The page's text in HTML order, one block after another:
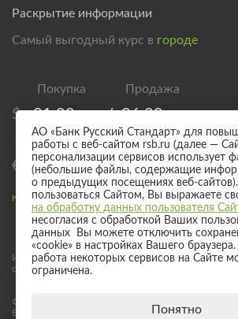
Раскрытие информации
Самый выгодный курс в городе
$ 81,00 / 86,00
€ 93,00 / 98,00
Курс валют для безналичного обмена
Информация о процентных ставках по договорам
с физическими лицами
© 2017 - 2026 АО «Банк Русский Стандарт».
Банка России № 2289 выдана бессрочно 04
АО «Банк Русский Стандарт» для
работы с веб-сайтом rsb.ru (далее —
персонализации сервисов использует
(небольшие файлы, содержащие
о предыдущих посещениях веб-
пользоваться Сайтом, Вы выражаете
на обработку данных пользователя
несогласия с обработкой Ваших
данных Вы можете отключить
«cookie» в настройках Вашего
работа некоторых сервисов на Сайте
ограничена.
Понятно